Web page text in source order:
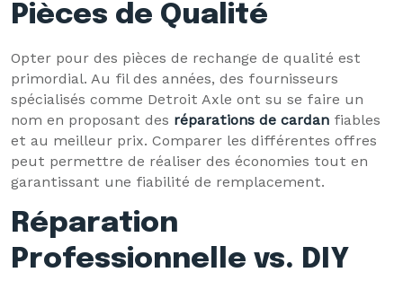
Pièces de Qualité
Opter pour des pièces de rechange de qualité est
primordial. Au fil des années, des fournisseurs
spécialisés comme Detroit Axle ont su se faire un
nom en proposant des réparations de cardan fiables
et au meilleur prix. Comparer les différentes offres
peut permettre de réaliser des économies tout en
garantissant une fiabilité de remplacement.
Réparation
Professionnelle vs. DIY